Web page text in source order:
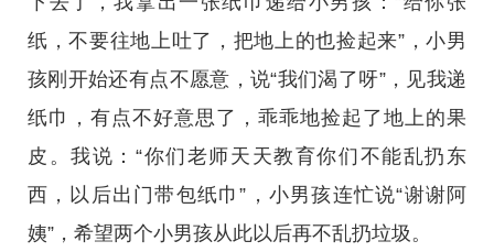
纸，不要往地上吐了，把地上的也捡起来”，小男
孩刚开始还有点不愿意，说“我们渴了呀”，见我递
纸巾，有点不好意思了，乖乖地捡起了地上的果
皮。我说：“你们老师天天教育你们不能乱扔东
西，以后出门带包纸巾”，小男孩连忙说“谢谢阿
姨”，希望两个小男孩从此以后再不乱扔垃圾。